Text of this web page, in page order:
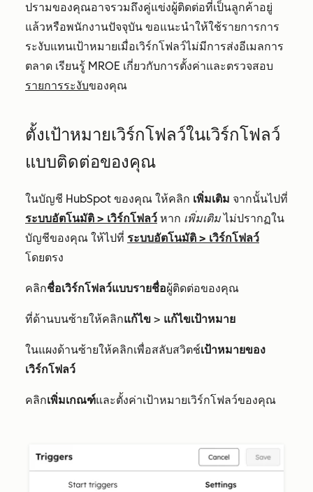
ปรามของคุณอาจรวมถึงคู่แข่งผู้ติดต่อที่เป็นลูกค้าอยู่
แล้วหรือพนักงานปัจจุบัน ขอแนะนำให้ใช้รายการการ
ระงับแทนเป้าหมายเมื่อเวิร์กโฟลว์ไม่มีการส่งอีเมลการ
ตลาด เรียนรู้ MROE เกี่ยวกับการตั้งค่าและตรวจสอบ
รายการระงับของคุณ
ตั้งเป้าหมายเวิร์กโฟลว์ในเวิร์กโฟลว์
แบบติดต่อของคุณ
ในบัญชี HubSpot ของคุณ ให้คลิก เพิ่มเติม จากนั้นไปที่
ระบบอัตโนมัติ > เวิร์กโฟลว์ หาก เพิ่มเติมไม่ปรากฏใน
บัญชีของคุณ ให้ไปที่ ระบบอัตโนมัติ > เวิร์กโฟลว์
โดยตรง
คลิกชื่อเวิร์กโฟลว์แบบรายชื่อผู้ติดต่อของคุณ
ที่ด้านบนซ้ายให้คลิกแก้ไข > แก้ไขเป้าหมาย
ในแผงด้านซ้ายให้คลิกเพื่อสลับสวิตช์เป้าหมายของ
เวิร์กโฟลว์
คลิกเพิ่มเกณฑ์และตั้งค่าเป้าหมายเวิร์กโฟลว์ของคุณ